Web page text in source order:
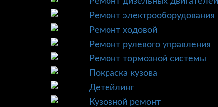
Ремонт электрооборудования
Ремонт ходовой
Ремонт рулевого управления
Ремонт тормозной системы
Покраска кузова
Детейлинг
Кузовной ремонт